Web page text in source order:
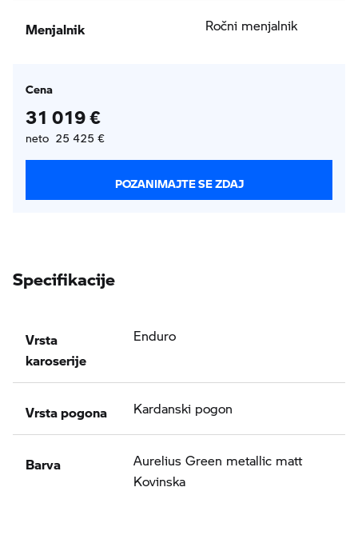
Menjalnik Ročni menjalnik
Cena
31 019 €
neto 25 425 €
POZANIMAJTE SE ZDAJ
Specifikacije
Vrsta
karoserije
Enduro
Vrsta pogona Kardanski pogon
Barva
Aurelius Green metallic matt
Kovinska